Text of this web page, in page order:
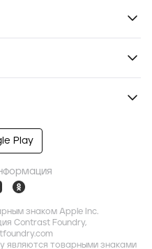
Play
знаком Apple Inc.
Contrast Foundry,
являются товарными знаками